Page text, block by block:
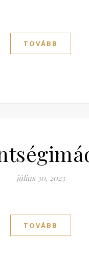
TOVÁBB
július 30, 2023
TOVÁBB